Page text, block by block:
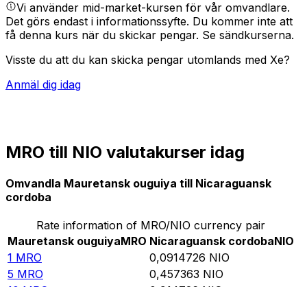
Vi använder mid-market-kursen för vår omvandlare.
Det görs endast i informationssyfte. Du kommer inte att
få denna kurs när du skickar pengar. Se sändkurserna.
Visste du att du kan skicka pengar utomlands med Xe?
Anmäl dig idag
MRO till NIO valutakurser idag
Omvandla Mauretansk ouguiya till Nicaraguansk
cordoba
Rate information of MRO/NIO currency pair
Mauretansk ouguiyaMRO Nicaraguansk cordobaNIO
1 MRO 0,0914726 NIO
5 MRO 0,457363 NIO